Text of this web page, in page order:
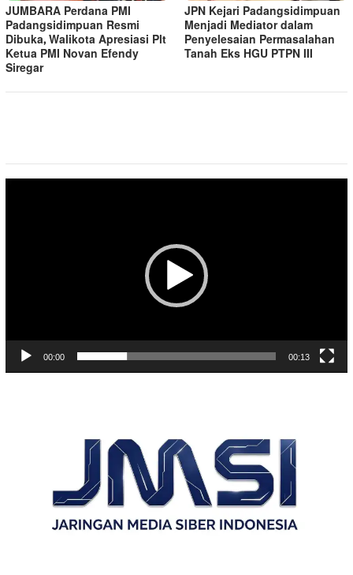
JUMBARA Perdana PMI
Padangsidimpuan Resmi
Dibuka, Walikota Apresiasi Plt
Ketua PMI Novan Efendy
Siregar
JPN Kejari Padangsidimpuan
Menjadi Mediator dalam
Penyelesaian Permasalahan
Tanah Eks HGU PTPN III
00:00 00:13